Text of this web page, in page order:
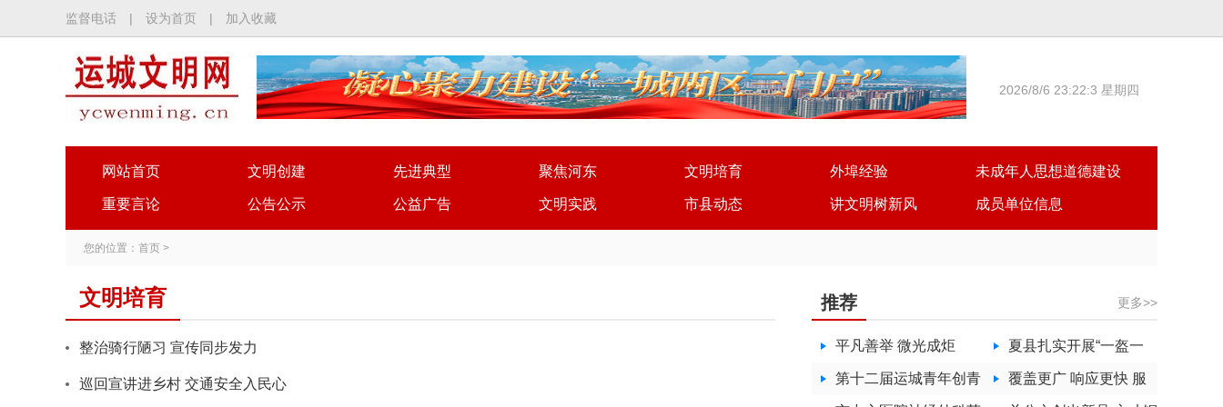
监督电话 | 设为首页 | 加入收藏
2026/8/6 23:22:3 星期四
网站首页
重要言论
文明创建
公告公示
先进典型
公益广告
聚焦河东
文明实践
文明培育
市县动态
外埠经验
讲文明树新风
未成年人思想道德建设
成员单位信息
您的位置： 首页 >
文明培育
整治骑行陋习 宣传同步发力
巡回宣讲进乡村 交通安全入民心
推荐 更多>>
平凡善举 微光成炬 夏县扎实开展“一盔一
带”交通安全主题宣传
第十二届运城青年创青 覆盖更广 响应更快 服